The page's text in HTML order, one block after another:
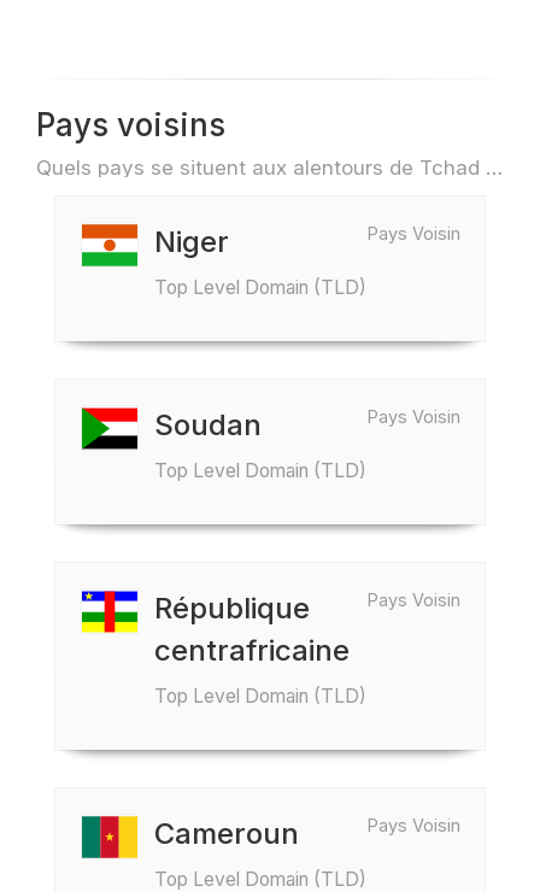
Pays voisins
Quels pays se situent aux alentours de Tchad par exemple pour des voyage ou des vols
Pays Voisin
Niger
Top Level Domain (TLD)
Pays Voisin
Soudan
Top Level Domain (TLD)
Pays Voisin
République
centrafricaine
Top Level Domain (TLD)
Pays Voisin
Cameroun
Top Level Domain (TLD)